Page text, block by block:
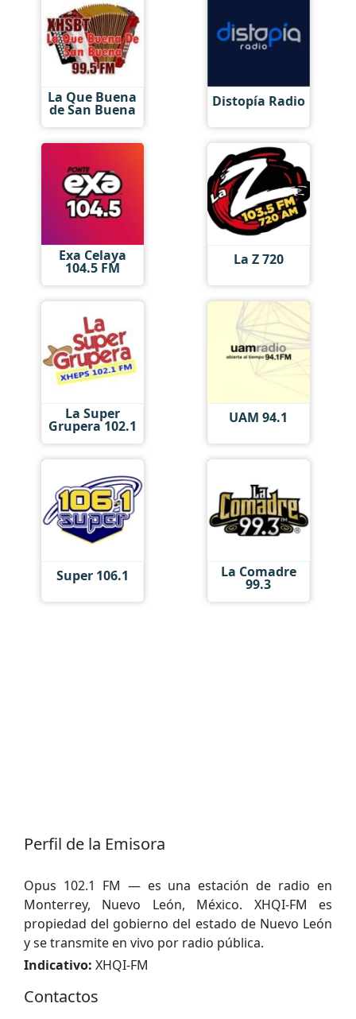
La Que Buena
de San Buena Distopía Radio
Exa Celaya
104.5 FM La Z 720
La Super
Grupera 102.1 UAM 94.1
Super 106.1 La Comadre
99.3
Perfil de la Emisora
Opus 102.1 FM — es una estación de radio en
Monterrey, Nuevo León, México. XHQI-FM es
propiedad del gobierno del estado de Nuevo León
y se transmite en vivo por radio pública.
Indicativo: XHQI-FM
Contactos